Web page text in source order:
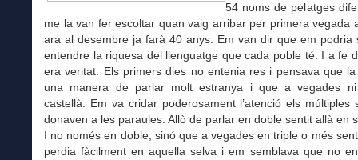
54 noms de pelatges
me la van fer escoltar quan vaig arribar per primera vegada
ara al desembre ja farà 40 anys. Em van dir que em podria
entendre la riquesa del llenguatge que cada poble té. I a fe
era veritat. Els primers dies no entenia res i pensava que
una manera de parlar molt estranya i que a vegades ni
castellà. Em va cridar poderosament l’atenció els múltiples
donaven a les paraules. Allò de parlar en doble sentit allà en
I no només en doble, sinó que a vegades en triple o més
perdia fàcilment en aquella selva i em semblava que no